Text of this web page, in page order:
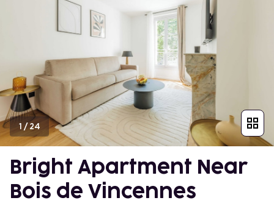
1 /24
Bright Apartment Near
Bois de Vincennes